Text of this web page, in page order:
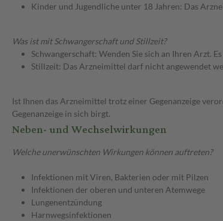
Kinder und Jugendliche unter 18 Jahren: Das
Was ist mit Schwangerschaft und Stillzeit?
Schwangerschaft: Wenden Sie sich an Ihren Arzt.
Stillzeit: Das Arzneimittel darf nicht angewendet
Ist Ihnen das Arzneimittel trotz einer Gegenanzeige
Gegenanzeige in sich birgt.
Neben- und Wechselwirkungen
Welche unerwünschten Wirkungen können auftreten?
Infektionen mit Viren, Bakterien oder mit Pilzen
Infektionen der oberen und unteren Atemwege
Lungenentzündung
Harnwegsinfektionen